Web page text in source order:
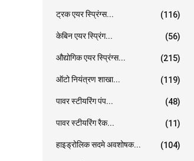
ट्रक एयर स्प्रिंग्स... (116)
केबिन एयर स्प्रिंग... (56)
औद्योगिक एयर स्प्रिंग्स... (215)
ऑटो नियंत्रण शाखा... (119)
पावर स्टीयरिंग पंप... (48)
पावर स्टीयरिंग रैक... (11)
हाइड्रोलिक सदमे अवशोषक... (104)